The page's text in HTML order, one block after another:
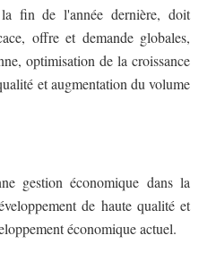
fin de l'année dernière, doit
offre et demande globales,
optimisation de la croissance
et augmentation du volume
gestion économique dans la
de haute qualité et
économique actuel.